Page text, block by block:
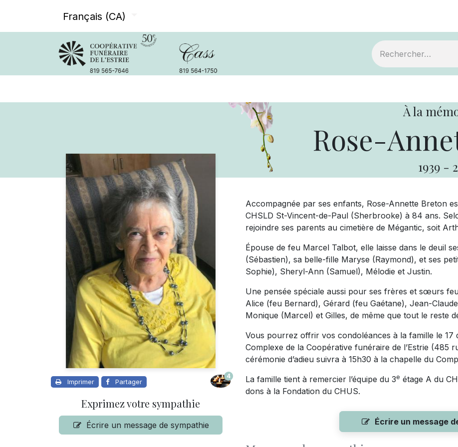
Français (CA)
À la
Rose-
1939 -
Imprimer Partager
4
Exprimez votre sympathie
Écrire un message de sympathie
Accompagnée par ses enfants, Rose-Annette Breton
CHSLD St-Vincent-de-Paul (Sherbrooke) à 84 ans.
rejoindre ses parents au cimetière de Mégantic, soit
Épouse de feu Marcel Talbot, elle laisse dans le deuil
(Sébastien), sa belle-fille Maryse (Raymond), et ses
Sophie), Sheryl-Ann (Samuel), Mélodie et Justin.
Une pensée spéciale aussi pour ses frères et sœurs
Alice (feu Bernard), Gérard (feu Gaétane), Jean-
Monique (Marcel) et Gilles, de même que tout le reste
Vous pourrez offrir vos condoléances à la famille le 17
Complexe de la Coopérative funéraire de l’Estrie (485
cérémonie d’adieu suivra à 15h30 à la chapelle du
La famille tient à remercier l’équipe du 3e étage A du
dons à la Fondation du CHUS.
Écrire un message